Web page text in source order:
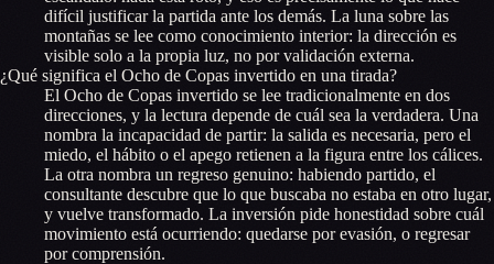
difícil justificar la partida ante los demás. La luna sobre las
montañas se lee como conocimiento interior: la dirección es
visible solo a la propia luz, no por validación externa.
¿Qué significa el Ocho de Copas invertido en una tirada?
El Ocho de Copas invertido se lee tradicionalmente en dos
direcciones, y la lectura depende de cuál sea la verdadera. Una
nombra la incapacidad de partir: la salida es necesaria, pero el
miedo, el hábito o el apego retienen a la figura entre los cálices.
La otra nombra un regreso genuino: habiendo partido, el
consultante descubre que lo que buscaba no estaba en otro lugar,
y vuelve transformado. La inversión pide honestidad sobre cuál
movimiento está ocurriendo: quedarse por evasión, o regresar
por comprensión.